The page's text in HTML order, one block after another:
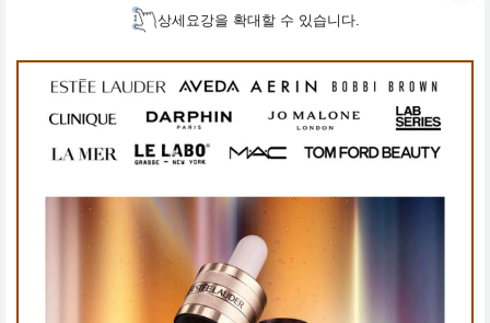
상세요강을 확대할 수 있습니다.